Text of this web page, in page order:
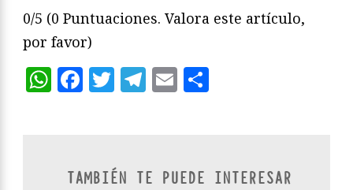
0/5 (0 Puntuaciones. Valora este artículo,
por favor)
WhatsApp
Facebook
Twitter
Telegram
Email
TAMBIÉN TE PUEDE INTERESAR